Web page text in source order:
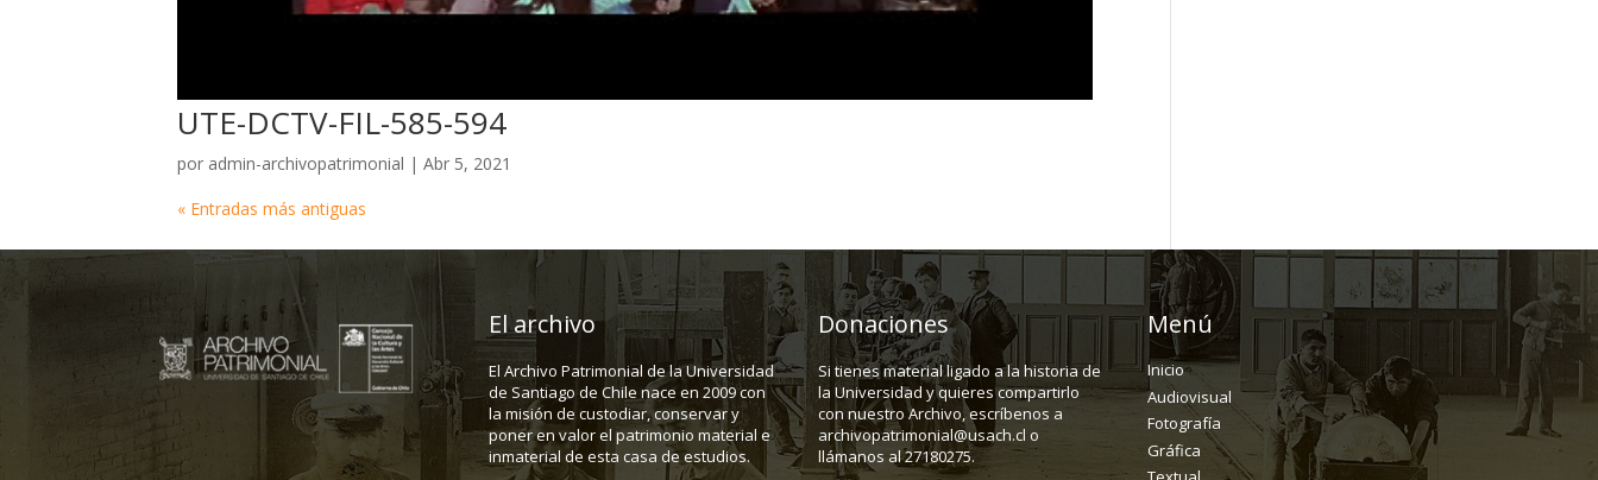
UTE-DCTV-FIL-585-594
por admin-archivopatrimonial |Abr 5, 2021
« Entradas más antiguas
El archivo
El Archivo Patrimonial de la Universidad
de Santiago de Chile nace en 2009 con
la misión de custodiar, conservar y
poner en valor el patrimonio material e
inmaterial de esta casa de estudios.
Donaciones
Si tienes material ligado a la historia de
la Universidad y quieres compartirlo
con nuestro Archivo, escríbenos a
archivopatrimonial@usach.cl o
llámanos al 27180275.
Menú
Inicio
Audiovisual
Fotografía
Gráfica